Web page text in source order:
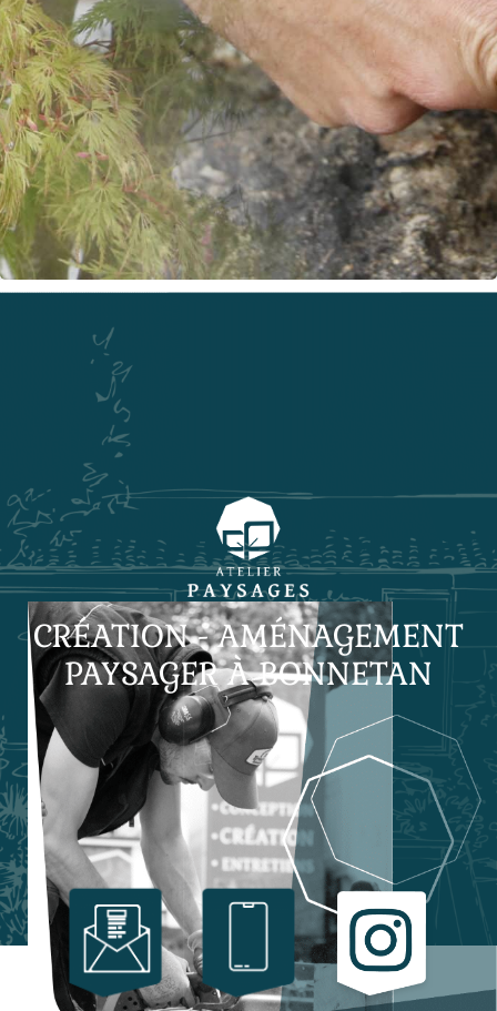
CRÉATION - AMÉNAGEMENT
PAYSAGER À BONNETAN